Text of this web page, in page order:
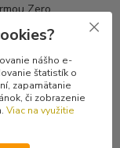
Zero
nášho e-
štatistík o
zapamätanie
či zobrazenie
Viac na využitie